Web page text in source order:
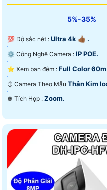
5%-35%
💯 Độ sắc nét : Ultra 4k 👍🏾 .
⚙ Công Nghệ Camera : IP POE.
⭐ Xem ban đêm : Full Color 60m
↕️ Camera Theo Mẫu Thân Kim
️♚ Tích Hợp : Zoom.